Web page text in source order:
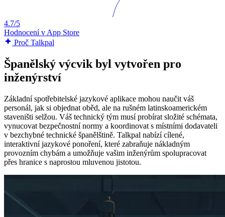
4.7/5
Hodnocení v App Store
Proč Talkpal
Španělský výcvik byl vytvořen pro
inženýrství
Základní spotřebitelské jazykové aplikace mohou naučit váš
personál, jak si objednat oběd, ale na rušném latinskoamerickém
staveništi selžou. Váš technický tým musí probírat složité schémata,
vynucovat bezpečnostní normy a koordinovat s místními dodavateli
v bezchybné technické španělštině. Talkpal nabízí cílené,
interaktivní jazykové ponoření, které zabraňuje nákladným
provozním chybám a umožňuje vašim inženýrům spolupracovat
přes hranice s naprostou mluvenou jistotou.